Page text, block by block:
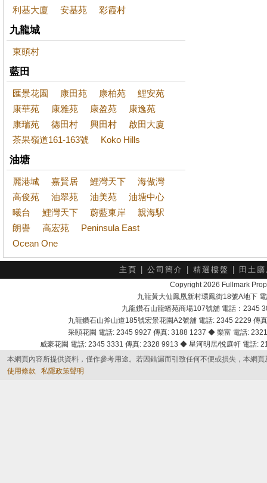
利基大廈 安基苑 彩霞村
九龍城
東頭村
藍田
匯景花園 康田苑 康柏苑
鯉安苑
康華苑
康雅苑 康盈苑
康逸苑
康瑞苑
德田村 興田村
啟田大廈
茶果嶺道161-163號
Koko Hills
油塘
麗港城 嘉賢居 鯉灣天下
海傲灣
高俊苑
油翠苑 油美苑
油塘中心
曦台
鯉灣天下 蔚藍東岸
親海駅
朗譽
高宏苑
Peninsula East
Ocean One
主頁 公司簡介 精選樓盤 田土
Copyright 2026 Fullmark
九龍黃大仙鳳凰新村環鳳街18號A地下
九龍鑽石山龍蟠苑商場107號舖 電話：2345
九龍鑽石山斧山道185號宏景花園A2號舖 電話: 2345 2229
采頣花園 電話: 2345 9927 傳真: 3188 1237 ◆ 樂富 電話:
威豪花園 電話: 2345 3331 傳真: 2328 9913 ◆ 星河明居/悅庭軒 電話
本網頁內容所提供資料，僅作參考用途。若因錯漏而引致任何不便或損失，本網
使用條款
私隱政策聲明